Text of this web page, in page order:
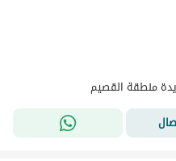
منطقة القصيم